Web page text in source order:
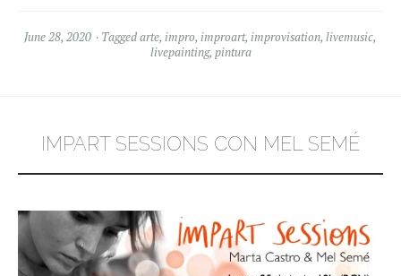
June 28, 2020 Taggedarte, impro, improart, improvisation, livemusic,
livepainting, pintura
IMPART SESSIONS CON MEL SEMÉ